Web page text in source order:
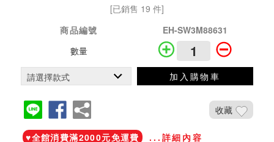
[已銷售 19 件]
商品編號
EH-SW3M88631
數量
加入購物車
收藏
♥️全館消費滿2000元免運費 ...詳細內容